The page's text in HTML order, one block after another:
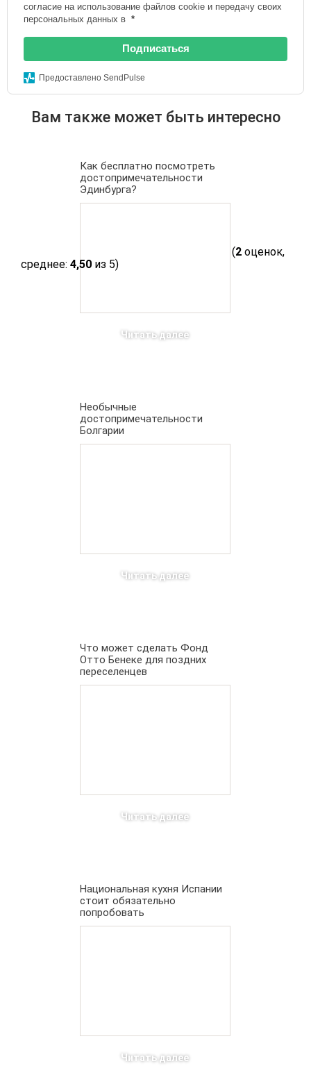
(2 оценок,
среднее: 4,50 из 5)
согласие на использование файлов cookie и передачу своих
персональных данных в *
Подписаться
Предоставлено SendPulse
Вам также может быть интересно
Как бесплатно посмотреть
достопримечательности
Эдинбурга?
Читать далее
Необычные
достопримечательности
Болгарии
Читать далее
Что может сделать Фонд
Отто Бенеке для поздних
переселенцев
Читать далее
Национальная кухня Испании
стоит обязательно
попробовать
Читать далее